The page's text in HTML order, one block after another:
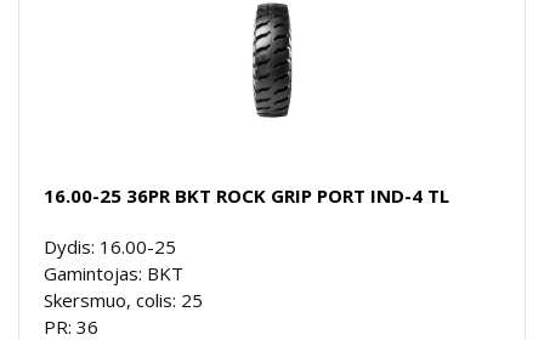
16.00-25 36PR BKT ROCK GRIP PORT IND-4 TL
Dydis: 16.00-25
Gamintojas: BKT
Skersmuo, colis: 25
PR: 36